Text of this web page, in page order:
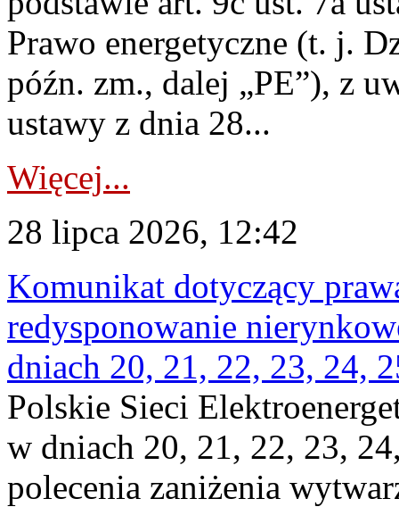
Prawo energetyczne (t. j.
późn. zm., dalej „PE”), z
ustawy z dnia 28...
Więcej...
28 lipca 2026, 12:42
Komunikat dotyczący
redysponowanie
dniach 20, 21, 22, 23, 24,
Polskie Sieci
w dniach 20, 21, 22, 23,
polecenia zaniżenia